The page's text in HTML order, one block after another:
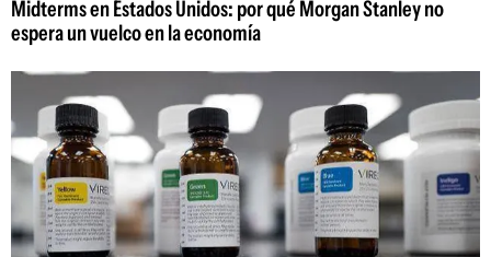
Midterms en Estados Unidos: por qué Morgan Stanley no
espera un vuelco en la economía